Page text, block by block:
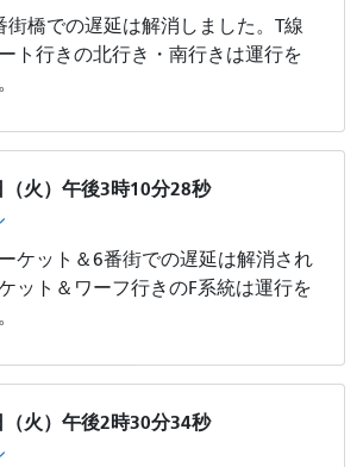
街橋での遅延は解消しました。T線
ト行きの北行き・南行きは運行を
火）午後3時10分28秒
ケット＆6番街での遅延は解消され
ット＆ワーフ行きのF系統は運行を
火）午後2時30分34秒